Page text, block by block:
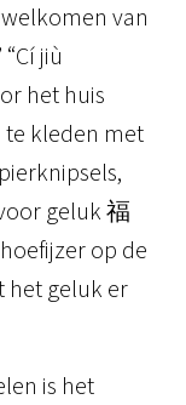
van
jiù
het huis
kleden met
geluk 福
op de
het geluk er
is het